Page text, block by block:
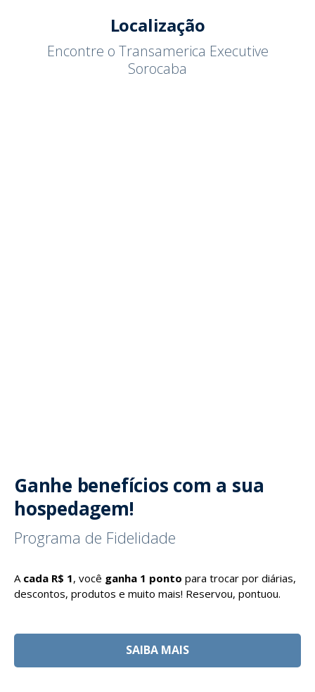
Localização
Encontre o Transamerica Executive
Sorocaba
Ganhe benefícios com a sua
hospedagem!
Programa de Fidelidade
A cada R$ 1, você ganha 1 ponto para trocar por diárias,
descontos, produtos e muito mais! Reservou, pontuou.
SAIBA MAIS